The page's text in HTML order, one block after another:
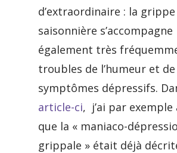
d’extraordinaire : la grippe
saisonnière s’accompagne
également très
troubles de l’humeur et de
symptômes dépressifs.
article-ci, j’ai par
que la « maniaco-
grippale » était déjà